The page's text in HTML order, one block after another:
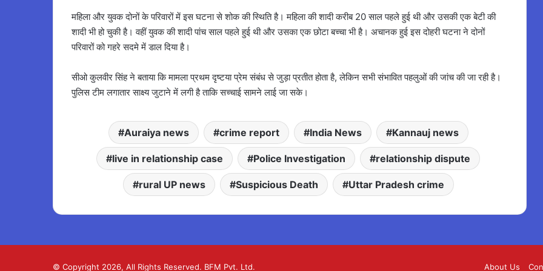
महिला और युवक दोनों के परिवारों में इस घटना से शोक की स्थिति है। महिला की शादी करीब 20 साल पहले हुई थी और उसकी एक बेटी की
शादी भी हो चुकी है। वहीं युवक की शादी पांच साल पहले हुई थी और उसका एक छोटा बच्चा भी है। अचानक हुई इस दोहरी घटना ने दोनों
परिवारों को गहरे सदमे में डाल दिया है।
सीओ कुलवीर सिंह ने बताया कि मामला प्रथम दृष्टया प्रेम संबंध से जुड़ा प्रतीत होता है, लेकिन सभी संभावित पहलुओं की जांच की जा रही है।
पुलिस टीम लगातार साक्ष्य जुटाने में लगी है ताकि सच्चाई सामने लाई जा सके।
Auraiya news crime report India News Kannauj news
live in relationship case Police Investigation relationship dispute
rural UP news Suspicious Death Uttar Pradesh crime
© Copyright 2026, All Rights Reserved. BFM Pvt. Ltd. About Us